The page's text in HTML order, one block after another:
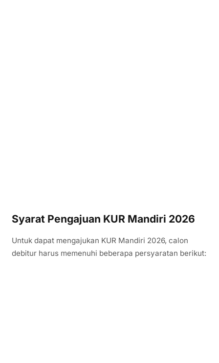
Syarat Pengajuan KUR Mandiri 2026
Untuk dapat mengajukan KUR Mandiri 2026, calon
debitur harus memenuhi beberapa persyaratan berikut: